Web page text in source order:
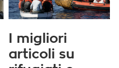
I migliori
articoli su